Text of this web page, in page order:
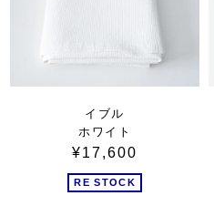
イブル
ホワイト
¥17,600
RE STOCK